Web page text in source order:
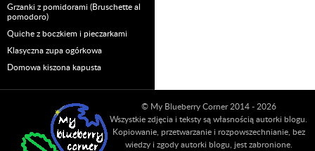
Grzanki z pomidorami (Bruschette al
pomodoro)
Quiche z boczkiem i pieczarkami
Klasyczna zupa ogórkowa
Domowa kiszona kapusta
© My Blueberry Corner 2014 - 2026
Wszystkie zdjęcia i teksty są własnością autorki blogu.
Kopiowanie, przetwarzanie i rozpowszechnianie, bez
wiedzy i zgody autorki blogu, jest zabronione.